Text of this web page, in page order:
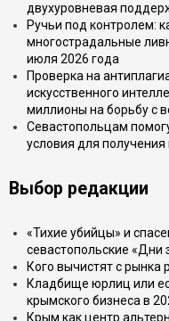
двухуровневая
Ручьи под контролем:
многострадальные
июля 2026 года
Проверка на
искусственного
миллионы на борьбу с
Севастопольцам
условия для
Выбор редакции
«Тихие убийцы» и
севастопольские
Кого вычистят с рынка
Кладбище юрлиц или
крымского бизнеса в
Крым как центр